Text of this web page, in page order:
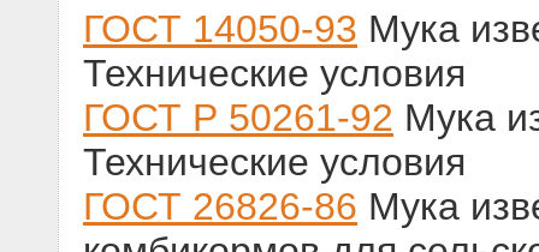
ГОСТ 14050-93 Мука
Технические условия
ГОСТ Р 50261-92 Мука
Технические условия
ГОСТ 26826-86 Мука